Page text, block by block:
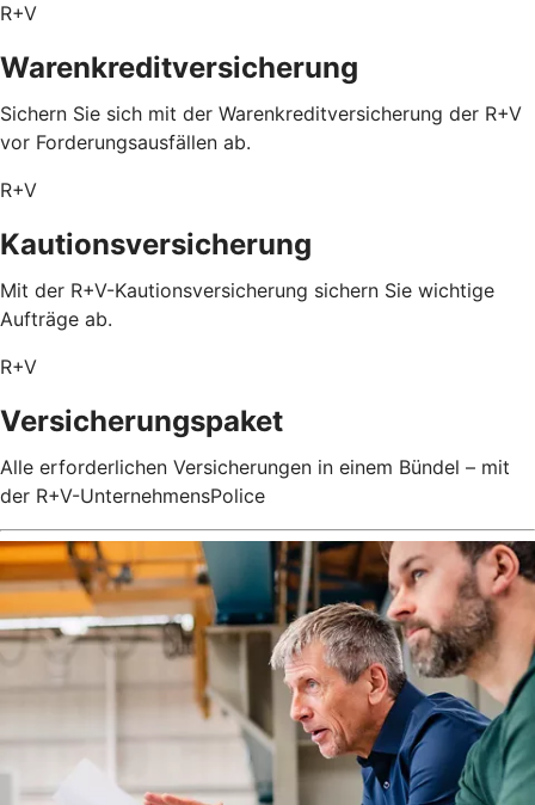
R+V
Warenkreditversicherung
Sichern Sie sich mit der Warenkreditversicherung der R+V
vor Forderungsausfällen ab.
R+V
Kautionsversicherung
Mit der R+V-Kautionsversicherung sichern Sie wichtige
Aufträge ab.
R+V
Versicherungspaket
Alle erforderlichen Versicherungen in einem Bündel – mit
der R+V-UnternehmensPolice